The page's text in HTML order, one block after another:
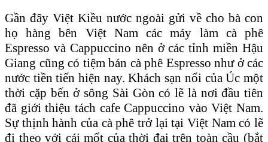
Gần đây Việt Kiều nước ngoài gửi về cho bà con
họ hàng bên Việt Nam các máy làm cà phê
Espresso và Cappuccino nên ở các tỉnh miền Hậu
Giang cũng có tiệm bán cà phê Espresso như ở các
nước tiền tiến hiện nay. Khách sạn nổi của Úc một
thời cặp bến ở sông Sài Gòn có lẽ là nơi đầu tiên
đã giới thiệu tách cafe Cappuccino vào Việt Nam.
Sự thịnh hành của cà phê trở lại tại Việt Nam có lẽ
đi theo với cái mốt của thời đại trên toàn cầu (bắt